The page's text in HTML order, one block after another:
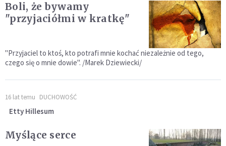
Boli, że bywamy
"przyjaciółmi w kratkę"
"Przyjaciel to ktoś, kto potrafi mnie kochać niezależnie od tego,
czego się o mnie dowie". /Marek Dziewiecki/
16 lat temu DUCHOWOŚĆ
Etty Hillesum
Myślące serce